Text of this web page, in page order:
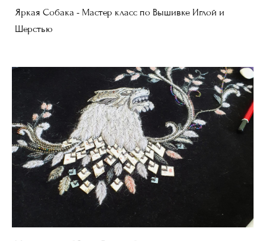
Яркая Собака - Мастер класс по Вышивке Иглой и
Шерстью